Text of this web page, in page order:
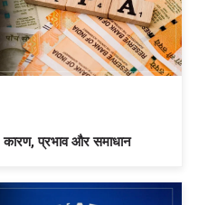
कारण, प्रभाव और समाधान